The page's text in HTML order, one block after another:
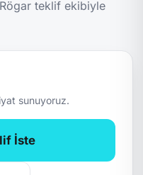
teklif ekibiyle
sunuyoruz.
İste